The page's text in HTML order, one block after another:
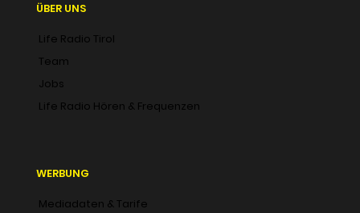
ÜBER UNS
Life Radio Tirol
Team
Jobs
Life Radio Hören & Frequenzen
WERBUNG
Mediadaten & Tarife